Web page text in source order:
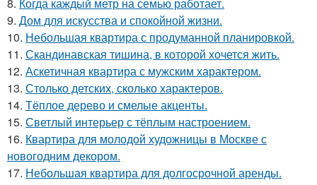
9. Дом для искусства и спокойной жизни.
10. Небольшая квартира с продуманной планировкой.
11. Скандинавская тишина, в которой хочется жить.
12. Аскетичная квартира с мужским характером.
13. Столько детских, сколько характеров.
14. Тёплое дерево и смелые акценты.
15. Светлый интерьер с тёплым настроением.
16. Квартира для молодой художницы в Москве с
новогодним декором.
17. Небольшая квартира для долгосрочной аренды.